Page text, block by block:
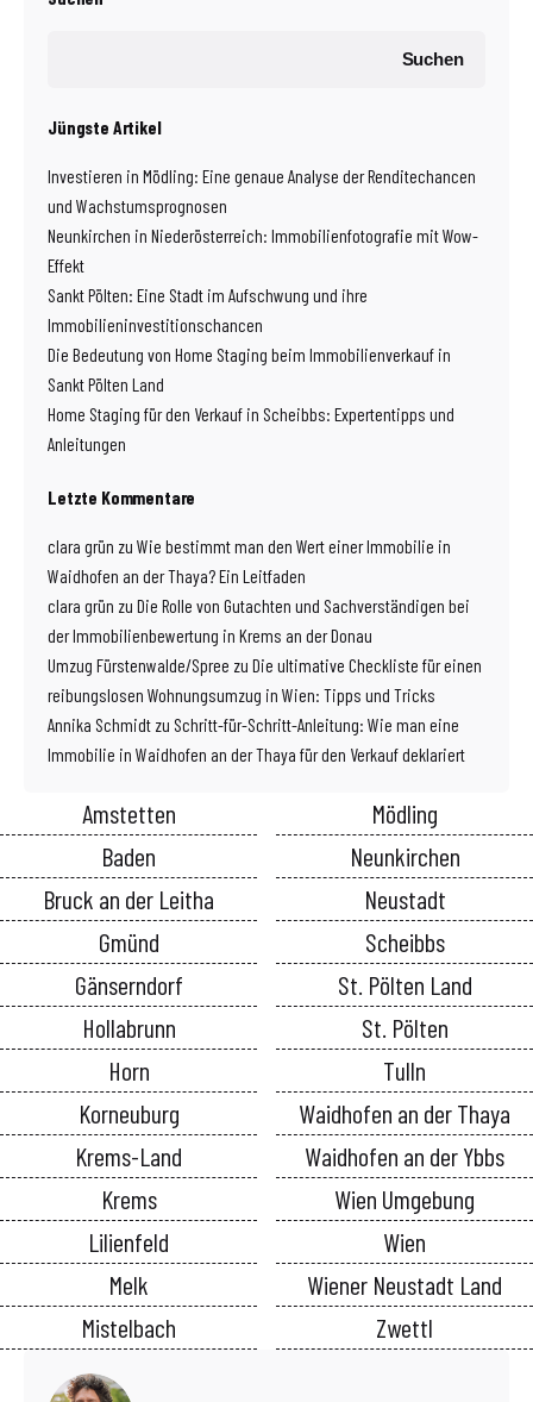
Suchen
Jüngste Artikel
Investieren in Mödling: Eine genaue Analyse der Renditechancen
und Wachstumsprognosen
Neunkirchen in Niederösterreich: Immobilienfotografie mit Wow-
Effekt
Sankt Pölten: Eine Stadt im Aufschwung und ihre
Immobilieninvestitionschancen
Die Bedeutung von Home Staging beim Immobilienverkauf in
Sankt Pölten Land
Home Staging für den Verkauf in Scheibbs: Expertentipps und
Anleitungen
Letzte Kommentare
clara grün zu Wie bestimmt man den Wert einer Immobilie in
Waidhofen an der Thaya? Ein Leitfaden
clara grün zu Die Rolle von Gutachten und Sachverständigen bei
der Immobilienbewertung in Krems an der Donau
Umzug Fürstenwalde/Spree zu Die ultimative Checkliste für einen
reibungslosen Wohnungsumzug in Wien: Tipps und Tricks
Annika Schmidt zu Schritt-für-Schritt-Anleitung: Wie man eine
Immobilie in Waidhofen an der Thaya für den Verkauf deklariert
Amstetten
Baden
Bruck an der Leitha
Gmünd
Gänserndorf
Hollabrunn
Horn
Korneuburg
Krems-Land
Krems
Lilienfeld
Melk
Mistelbach
Mödling
Neunkirchen
Neustadt
Scheibbs
St. Pölten Land
St. Pölten
Tulln
Waidhofen an der Thaya
Waidhofen an der Ybbs
Wien Umgebung
Wien
Wiener Neustadt Land
Zwettl